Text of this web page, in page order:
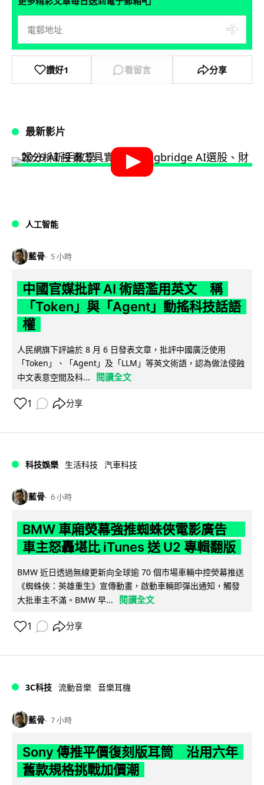
讚好1 看留言 分享
最新影片
人工智能
藍骨 5 小時
中國官媒批評 AI 術語濫用英文 稱
「Token」與「Agent」動搖科技話語
權
人民網旗下評論於 8 月 6 日發表文章，批評中國廣泛使用
「Token」、「Agent」及「LLM」等英文術語，認為做法侵蝕
中文表意空間及科...
閱讀全文
1 分享
科技娛樂 生活科技 汽車科技
藍骨 6 小時
BMW 車廂熒幕強推蜘蛛俠電影廣告
車主怒轟堪比 iTunes 送 U2 專輯翻版
BMW 近日透過無線更新向全球逾 70 個市場車輛中控熒幕推送
《蜘蛛俠：英雄重生》宣傳動畫，啟動車輛即彈出通知，觸發
大批車主不滿。BMW 早...
閱讀全文
1 分享
3C科技 流動音樂 音樂耳機
藍骨 7 小時
Sony 傳推平價復刻版耳筒 沿用六年
舊款規格挑戰加價潮